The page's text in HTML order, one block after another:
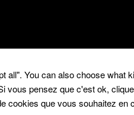
all". You can also choose what
vous pensez que c'est ok,
cookies que vous souhaitez en